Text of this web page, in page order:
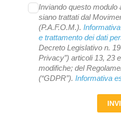
Inviando questo modulo
siano trattati dal
(P.A.F.O.M.).
e trattamento dei dati
Decreto Legislativo n.
Privacy”) articoli 13, 23
modifiche; del
(“GDPR”). Informativa